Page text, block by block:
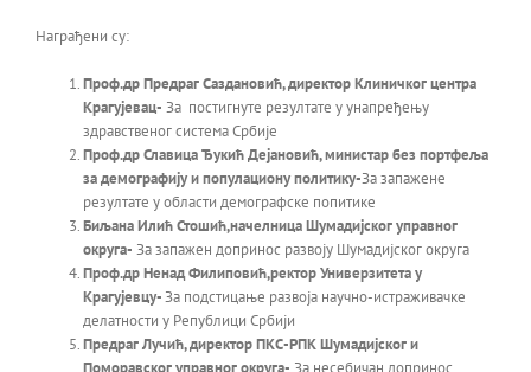
Награђени су:
Проф.др Предраг Саздановић, директор Клиничког центра
Крагујевац- За постигнуте резултате у унапређењу
здравственог система Србије
Проф.др Славица Ђукић Дејановић, министар без портфеља
за демографију и популациону политику-За запажене
резултате у области демографске попитике
Биљана Илић Стошић,начелница Шумадијског управног
округа- За запажен допринос развоју Шумадијског округа
Проф.др Ненад Филиповић,ректор Универзитета у
Крагујевцу-За подстицање развоја научно-истраживачке
делатности у Републици Србији
Предраг Лучић, директор ПКС-РПК Шумадијског и
Поморавског управног округа- За несебичан допринос